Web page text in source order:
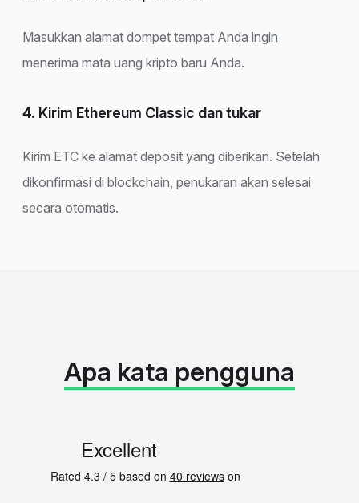
Masukkan alamat dompet tempat Anda ingin
menerima mata uang kripto baru Anda.
4. Kirim Ethereum Classic dan tukar
Kirim ETC ke alamat deposit yang diberikan. Setelah
dikonfirmasi di blockchain, penukaran akan selesai
secara otomatis.
Apa kata pengguna